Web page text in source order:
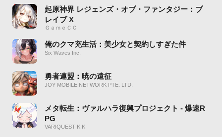
起原神界 レジェンズ・オブ・ファンタジー：ブ
レイブ X
ＧａｍｅＣＣ
俺のクマ充生活：美少女と契約しすぎた件
Six Waves Inc.
勇者連盟：暁の遠征
JOY MOBILE NETWORK PTE. LTD.
メタ転生：ヴァルハラ復興プロジェクト - 爆速R
PG
VARIQUEST K K